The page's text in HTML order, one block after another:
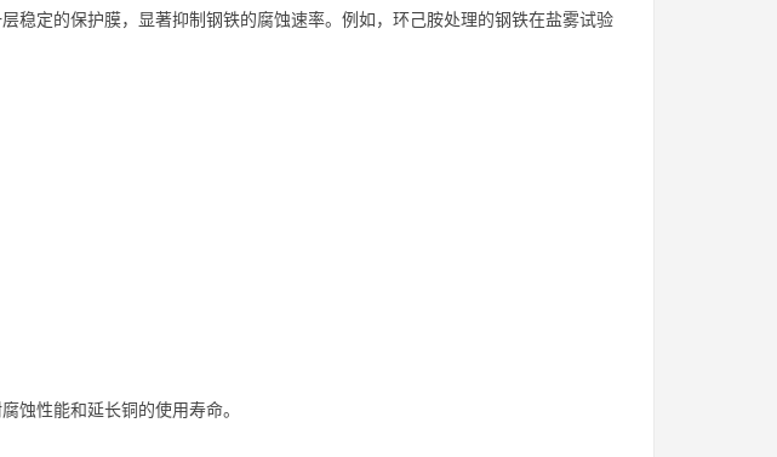
稳定的保护膜，显著抑制钢铁的腐蚀速率。例如，环己胺处理的钢铁在盐雾试验
蚀性能和延长铜的使用寿命。